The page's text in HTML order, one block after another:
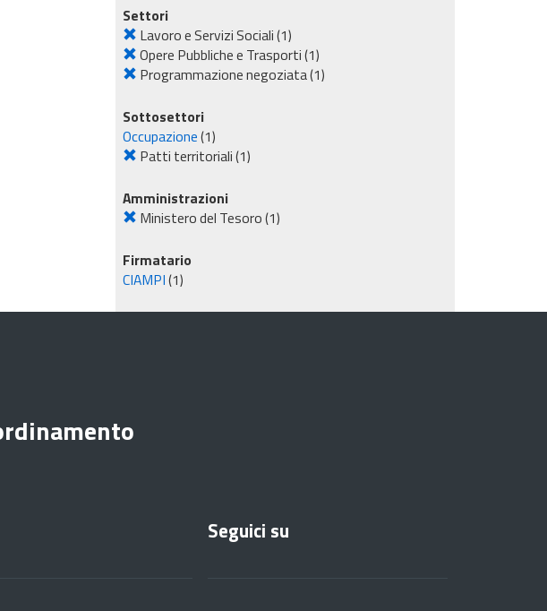
Settori
Lavoro e Servizi Sociali(1)
Opere Pubbliche e Trasporti(1)
Programmazione negoziata(1)
Sottosettori
Occupazione(1)
Patti territoriali(1)
Amministrazioni
Ministero del Tesoro(1)
Firmatario
CIAMPI(1)
Seguici su